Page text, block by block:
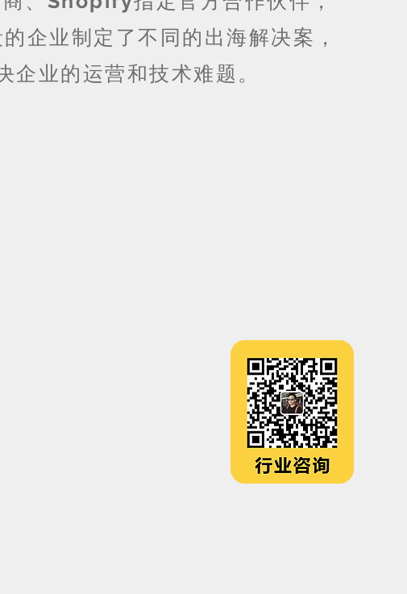
企业制定了不同的出海解决案，
业的运营和技术难题。